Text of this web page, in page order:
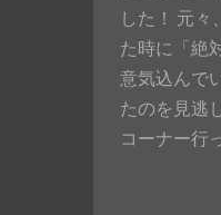
した！ 元々
た時に「絶
意気込んで
たのを見逃
コーナー行